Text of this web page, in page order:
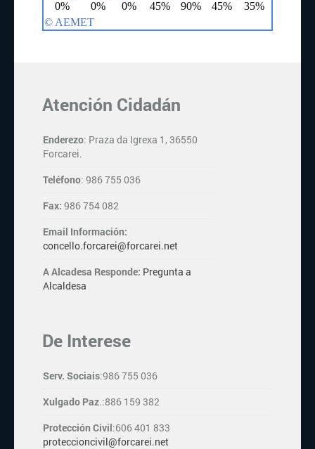
Atención Cidadán
Enderezo: Praza da Igrexa 1, 36550
Forcarei.
Teléfono: 986 755 036
Fax: 986 754 082
Email Información:
concello.forcarei@forcarei.net
A Alcadesa Responde: Pregunta a
Alcaldesa
De Interese
Serv. Sociais:986 755 036
Xulgado Paz.:886 159 382
Protección Civil:606 401 833
proteccioncivil@forcarei.net